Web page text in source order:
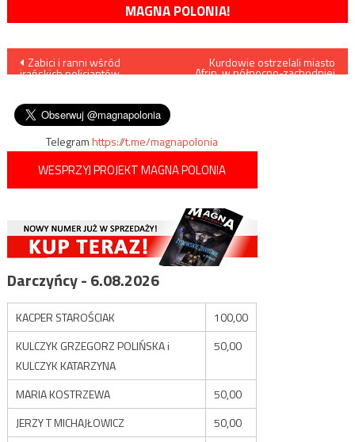
MAGNA POLONIA!
Nawigacja
Zabici i ranni wśród
irańskich policjantów
Kurdowie ostrzelali miasto
Afrin, w północno-zachodniej
Telegramhttps://t.me/magnapolonia
WESPRZYJ PROJEKT MAGNA POLONIA
Darczyńcy - 6.08.2026
KACPER STAROŚCIAK
100,00
KULCZYK GRZEGORZ POLIŃSKA i
KULCZYK KATARZYNA
50,00
MARIA KOSTRZEWA
50,00
JERZY T MICHAJŁOWICZ
50,00